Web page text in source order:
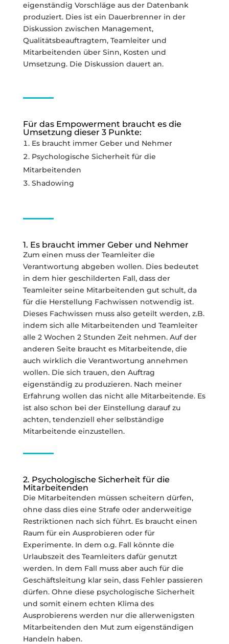
eigenständig Vorschläge aus der Datenbank
produziert. Dies ist ein Dauerbrenner in der
Diskussion zwischen Management,
Qualitätsbeauftragtem, Teamleiter und
Mitarbeitenden über Sinn, Kosten und
Umsetzung. Die Diskussion dauert an.
Für das Empowerment braucht es die
Umsetzung dieser 3 Punkte:
Es braucht immer Geber und Nehmer
Psychologische Sicherheit für die
Mitarbeitenden
Shadowing
1. Es braucht immer Geber und Nehmer
Zum einen muss der Teamleiter die
Verantwortung abgeben wollen. Dies bedeutet
in dem hier geschilderten Fall, dass der
Teamleiter seine Mitarbeitenden gut schult, da
für die Herstellung Fachwissen notwendig ist.
Dieses Fachwissen muss also geteilt werden, z.B.
indem sich alle Mitarbeitenden und Teamleiter
alle 2 Wochen 2 Stunden Zeit nehmen. Auf der
anderen Seite braucht es Mitarbeitende, die
auch wirklich die Verantwortung annehmen
wollen. Die sich trauen, den Auftrag
eigenständig zu produzieren. Nach meiner
Erfahrung wollen das nicht alle Mitarbeitende. Es
ist also schon bei der Einstellung darauf zu
achten, tendenziell eher selbständige
Mitarbeitende einzustellen.
2. Psychologische Sicherheit für die
Mitarbeitenden
Die Mitarbeitenden müssen scheitern dürfen,
ohne dass dies eine Strafe oder anderweitige
Restriktionen nach sich führt. Es braucht einen
Raum für ein Ausprobieren oder für
Experimente. In dem o.g. Fall könnte die
Urlaubszeit des Teamleiters dafür genutzt
werden. In dem Fall muss aber auch für die
Geschäftsleitung klar sein, dass Fehler passieren
dürfen. Ohne diese psychologische Sicherheit
und somit einem echten Klima des
Ausprobierens werden nur die allerwenigsten
Mitarbeitenden den Mut zum eigenständigen
Handeln haben.